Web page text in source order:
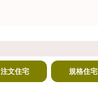
注文住宅 規格住宅